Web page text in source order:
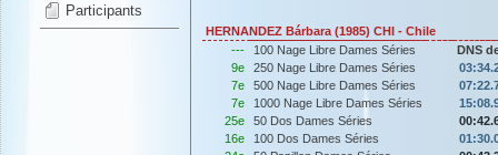
Participants
HERNANDEZ Bárbara (1985) CHI - Chile
---
100 Nage Libre Dames Séries
DNS
9e
250 Nage Libre Dames Séries
7e
500 Nage Libre Dames Séries
7e
1000 Nage Libre Dames Séries
25e
50 Dos Dames Séries
16e
100 Dos Dames Séries